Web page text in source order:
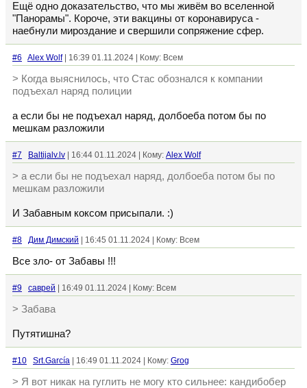
Ещё одно доказательство, что мы живём во вселенной
"Панорамы". Короче, эти вакцины от коронавируса -
наебнули мироздание и свершили сопряжение сфер.
#6 Alex Wolf| 16:39 01.11.2024 | Кому: Всем
> Когда выяснилось, что Стас обознался к компании
подъехал наряд полиции
а если бы не подъехал наряд, долбоеба потом бы по
мешкам разложили
#7 Baltijalv.lv | 16:44 01.11.2024 | Кому: Alex Wolf
> а если бы не подъехал наряд, долбоеба потом бы по
мешкам разложили
И Забавным коксом присыпали. :)
#8 Дим Димский | 16:45 01.11.2024 | Кому: Всем
Все зло- от Забавы !!!
#9 саврей | 16:49 01.11.2024 | Кому: Всем
> Забава
Путятишна?
#10 Srt.García | 16:49 01.11.2024 | Кому: Grog
> Я вот никак на гуглить не могу кто сильнее: кандибобер